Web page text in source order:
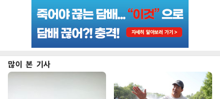
많이 본 기사